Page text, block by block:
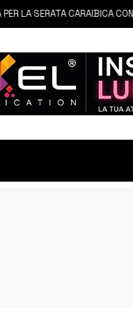
SERATA CARAIBICA CON